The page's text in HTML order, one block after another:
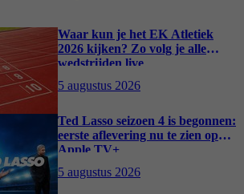
Waar kun je het EK Atletiek
2026 kijken? Zo volg je alle
wedstrijden live
5 augustus 2026
Ted Lasso seizoen 4 is begonnen:
eerste aflevering nu te zien op
Apple TV+
5 augustus 2026